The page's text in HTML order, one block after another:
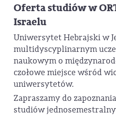
Oferta studiów w
Israelu
Uniwersytet Hebrajski w
multidyscyplinarnym
naukowym o
czołowe miejsce wśród
uniwersytetów.
Zapraszamy do
studiów